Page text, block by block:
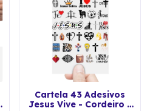
Cartela 43 Adesivos
Jesus Vive - Cordeiro -